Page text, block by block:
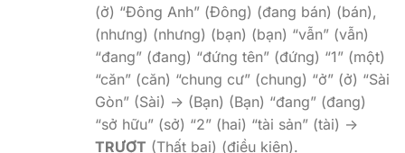
(ở) “Đông Anh” (Đông) (đang bán) (bán),
(nhưng) (nhưng) (bạn) (bạn) “vẫn” (vẫn)
“đang” (đang) “đứng tên” (đứng) “1” (một)
“căn” (căn) “chung cư” (chung) “ở” (ở) “Sài
Gòn” (Sài) -> (Bạn) (Bạn) “đang” (đang)
“sở hữu” (sở) “2” (hai) “tài sản” (tài) ->
TRƯỢT (Thất bại) (điều kiện).